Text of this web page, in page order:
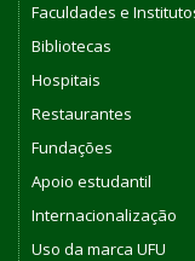
Faculdades e
Bibliotecas
Hospitais
Restaurantes
Fundações
Apoio estudantil
Internacionalização
Uso da marca UFU